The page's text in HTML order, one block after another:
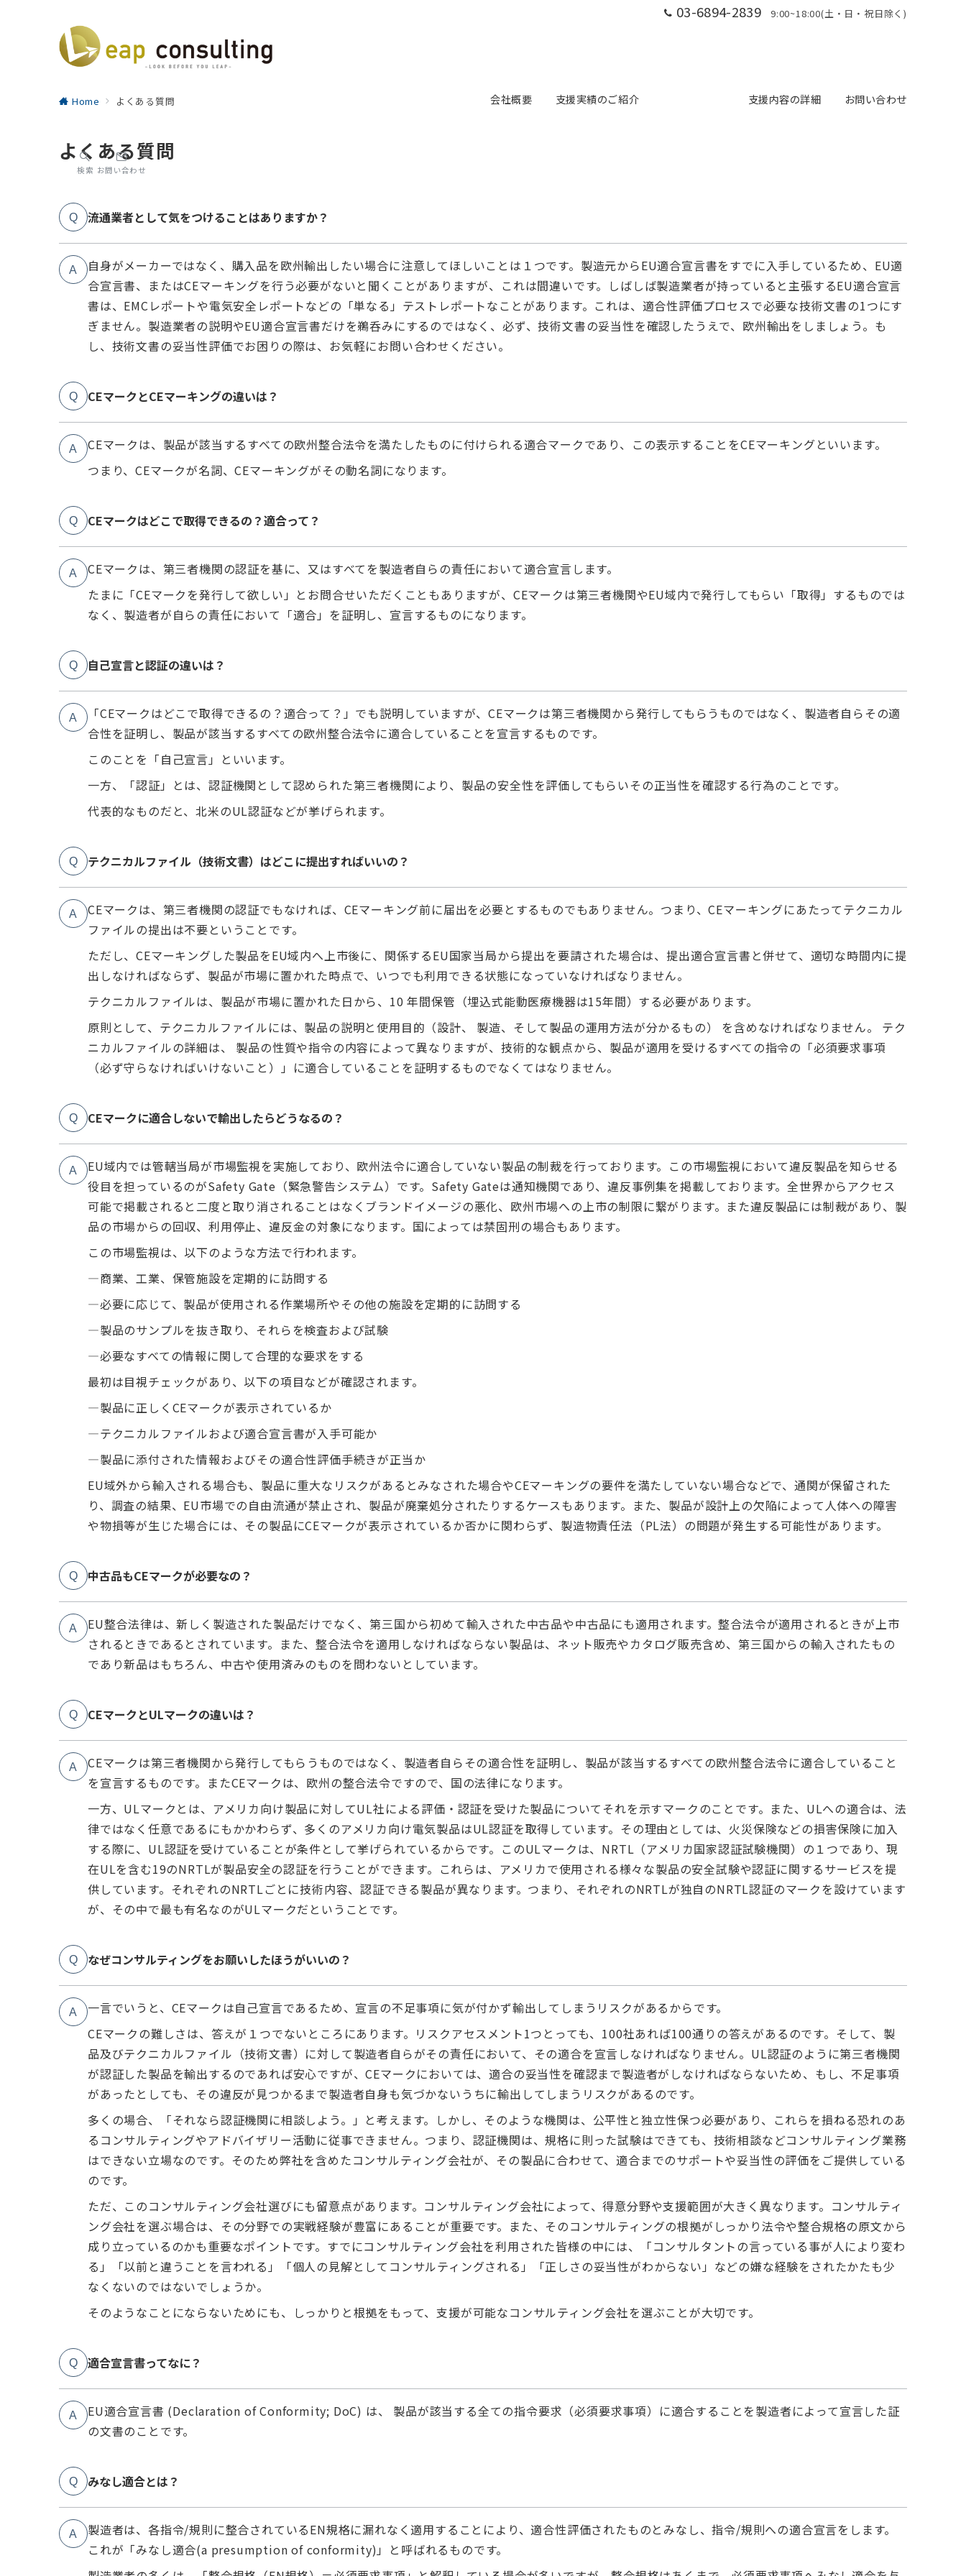
03-6894-2839 9:00~18:00(土・日・祝日除く)
会社概要 支援実績のご紹介 支援内容の詳細 お問い合わせ
検索 お問い合わせ
Home よくある質問
よくある質問
Q 流通業者として気をつけることはありますか？
A
自身がメーカーではなく、購入品を欧州輸出したい場合に注意してほしいことは１つです。製造元からEU適合宣言書をすでに入手しているため、EU適
合宣言書、またはCEマーキングを行う必要がないと聞くことがありますが、これは間違いです。しばしば製造業者が持っていると主張するEU適合宣言
書は、EMCレポートや電気安全レポートなどの「単なる」テストレポートなことがあります。これは、適合性評価プロセスで必要な技術文書の1つにす
ぎません。製造業者の説明やEU適合宣言書だけを鵜呑みにするのではなく、必ず、技術文書の妥当性を確認したうえで、欧州輸出をしましょう。も
し、技術文書の妥当性評価でお困りの際は、お気軽にお問い合わせください。
Q CEマークとCEマーキングの違いは？
A
CEマークは、製品が該当するすべての欧州整合法令を満たしたものに付けられる適合マークであり、この表示することをCEマーキングといいます。
つまり、CEマークが名詞、CEマーキングがその動名詞になります。
Q CEマークはどこで取得できるの？適合って？
A
CEマークは、第三者機関の認証を基に、又はすべてを製造者自らの責任において適合宣言します。
たまに「CEマークを発行して欲しい」とお問合せいただくこともありますが、CEマークは第三者機関やEU域内で発行してもらい「取得」するものでは
なく、製造者が自らの責任において「適合」を証明し、宣言するものになります。
Q 自己宣言と認証の違いは？
A
「CEマークはどこで取得できるの？適合って？」でも説明していますが、CEマークは第三者機関から発行してもらうものではなく、製造者自らその適
合性を証明し、製品が該当するすべての欧州整合法令に適合していることを宣言するものです。
このことを「自己宣言」といいます。
一方、「認証」とは、認証機関として認められた第三者機関により、製品の安全性を評価してもらいその正当性を確認する行為のことです。
代表的なものだと、北米のUL認証などが挙げられます。
Q テクニカルファイル（技術文書）はどこに提出すればいいの？
A
CEマークは、第三者機関の認証でもなければ、CEマーキング前に届出を必要とするものでもありません。つまり、CEマーキングにあたってテクニカル
ファイルの提出は不要ということです。
ただし、CEマーキングした製品をEU域内へ上市後に、関係するEU国家当局から提出を要請された場合は、提出適合宣言書と併せて、適切な時間内に提
出しなければならず、製品が市場に置かれた時点で、いつでも利用できる状態になっていなければなりません。
テクニカルファイルは、製品が市場に置かれた日から、10 年間保管（埋込式能動医療機器は15年間）する必要があります。
原則として、テクニカルファイルには、製品の説明と使用目的（設計、 製造、そして製品の運用方法が分かるもの） を含めなければなりません。 テク
ニカルファイルの詳細は、 製品の性質や指令の内容によって異なりますが、技術的な観点から、製品が適用を受けるすべての指令の「必須要求事項
（必ず守らなければいけないこと）」に適合していることを証明するものでなくてはなりません。
Q CEマークに適合しないで輸出したらどうなるの？
A
EU域内では管轄当局が市場監視を実施しており、欧州法令に適合していない製品の制裁を行っております。この市場監視において違反製品を知らせる
役目を担っているのがSafety Gate（緊急警告システム）です。Safety Gateは通知機関であり、違反事例集を掲載しております。全世界からアクセス
可能で掲載されると二度と取り消されることはなくブランドイメージの悪化、欧州市場への上市の制限に繋がります。また違反製品には制裁があり、製
品の市場からの回収、利用停止、違反金の対象になります。国によっては禁固刑の場合もあります。
この市場監視は、以下のような方法で行われます。
—商業、工業、保管施設を定期的に訪問する
—必要に応じて、製品が使用される作業場所やその他の施設を定期的に訪問する
—製品のサンプルを抜き取り、それらを検査および試験
—必要なすべての情報に関して合理的な要求をする
最初は目視チェックがあり、以下の項目などが確認されます。
—製品に正しくCEマークが表示されているか
—テクニカルファイルおよび適合宣言書が入手可能か
—製品に添付された情報およびその適合性評価手続きが正当か
EU域外から輸入される場合も、製品に重大なリスクがあるとみなされた場合やCEマーキングの要件を満たしていない場合などで、通関が保留された
り、調査の結果、EU市場での自由流通が禁止され、製品が廃棄処分されたりするケースもあります。また、製品が設計上の欠陥によって人体への障害
や物損等が生じた場合には、その製品にCEマークが表示されているか否かに関わらず、製造物責任法（PL法）の問題が発生する可能性があります。
Q 中古品もCEマークが必要なの？
A
EU整合法律は、新しく製造された製品だけでなく、第三国から初めて輸入された中古品や中古品にも適用されます。整合法令が適用されるときが上市
されるときであるとされています。また、整合法令を適用しなければならない製品は、ネット販売やカタログ販売含め、第三国からの輸入されたもの
であり新品はもちろん、中古や使用済みのものを問わないとしています。
Q CEマークとULマークの違いは？
A
CEマークは第三者機関から発行してもらうものではなく、製造者自らその適合性を証明し、製品が該当するすべての欧州整合法令に適合していること
を宣言するものです。またCEマークは、欧州の整合法令ですので、国の法律になります。
一方、ULマークとは、アメリカ向け製品に対してUL社による評価・認証を受けた製品についてそれを示すマークのことです。また、ULへの適合は、法
律ではなく任意であるにもかかわらず、多くのアメリカ向け電気製品はUL認証を取得しています。その理由としては、火災保険などの損害保険に加入
する際に、UL認証を受けていることが条件として挙げられているからです。このULマークは、NRTL（アメリカ国家認証試験機関）の１つであり、現
在ULを含む19のNRTLが製品安全の認証を行うことができます。これらは、アメリカで使用される様々な製品の安全試験や認証に関するサービスを提
供しています。それぞれのNRTLごとに技術内容、認証できる製品が異なります。つまり、それぞれのNRTLが独自のNRTL認証のマークを設けています
が、その中で最も有名なのがULマークだということです。
Q なぜコンサルティングをお願いしたほうがいいの？
A
一言でいうと、CEマークは自己宣言であるため、宣言の不足事項に気が付かず輸出してしまうリスクがあるからです。
CEマークの難しさは、答えが１つでないところにあります。リスクアセスメント1つとっても、100社あれば100通りの答えがあるのです。そして、製
品及びテクニカルファイル（技術文書）に対して製造者自らがその責任において、その適合を宣言しなければなりません。UL認証のように第三者機関
が認証した製品を輸出するのであれば安心ですが、CEマークにおいては、適合の妥当性を確認まで製造者がしなければならないため、もし、不足事項
があったとしても、その違反が見つかるまで製造者自身も気づかないうちに輸出してしまうリスクがあるのです。
多くの場合、「それなら認証機関に相談しよう。」と考えます。しかし、そのような機関は、公平性と独立性保つ必要があり、これらを損ねる恐れのあ
るコンサルティングやアドバイザリー活動に従事できません。つまり、認証機関は、規格に則った試験はできても、技術相談などコンサルティング業務
はできない立場なのです。そのため弊社を含めたコンサルティング会社が、その製品に合わせて、適合までのサポートや妥当性の評価をご提供している
のです。
ただ、このコンサルティング会社選びにも留意点があります。コンサルティング会社によって、得意分野や支援範囲が大きく異なります。コンサルティ
ング会社を選ぶ場合は、その分野での実戦経験が豊富にあることが重要です。また、そのコンサルティングの根拠がしっかり法令や整合規格の原文から
成り立っているのかも重要なポイントです。すでにコンサルティング会社を利用された皆様の中には、「コンサルタントの言っている事が人により変わ
る」「以前と違うことを言われる」「個人の見解としてコンサルティングされる」「正しさの妥当性がわからない」などの嫌な経験をされたかたも少
なくないのではないでしょうか。
そのようなことにならないためにも、しっかりと根拠をもって、支援が可能なコンサルティング会社を選ぶことが大切です。
Q 適合宣言書ってなに？
A
EU適合宣言書 (Declaration of Conformity; DoC) は、 製品が該当する全ての指令要求（必須要求事項）に適合することを製造者によって宣言した証
の文書のことです。
Q みなし適合とは？
A
製造者は、各指令/規則に整合されているEN規格に漏れなく適用することにより、適合性評価されたものとみなし、指令/規則への適合宣言をします。
これが「みなし適合(a presumption of conformity)」と呼ばれるものです。